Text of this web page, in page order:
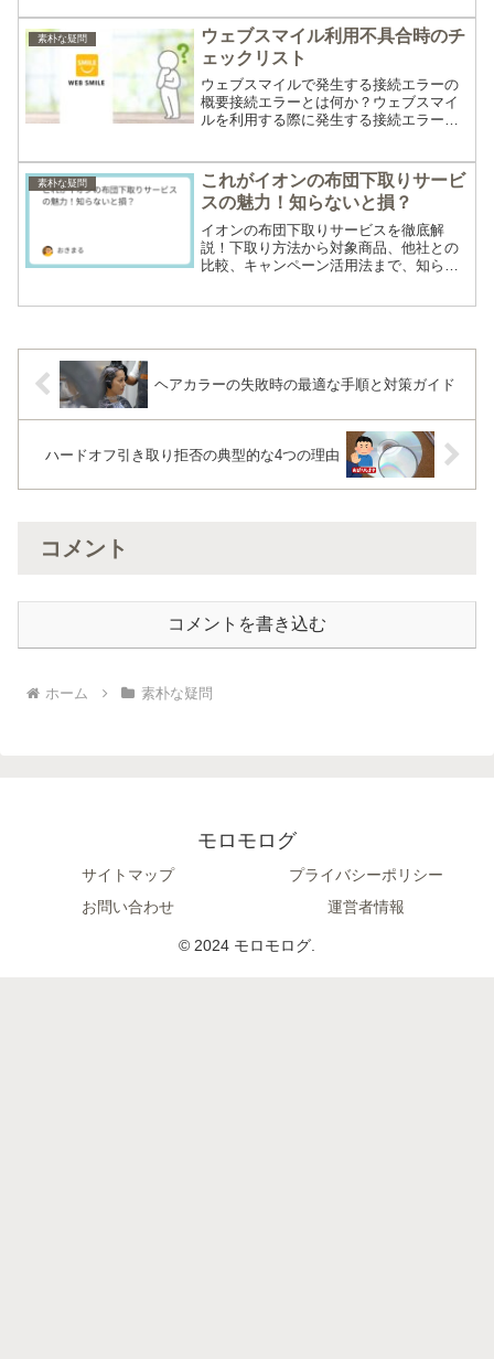
素朴な疑問
ウェブスマイル利用不具合時のチ
ェックリスト
ウェブスマイルで発生する接続エラーの
概要接続エラーとは何か？ウェブスマイ
ルを利用する際に発生する接続エラー
状態を指します。主なエラーとしては
「502 Bad Gatew...
素朴な疑問
これがイオンの布団下取りサービ
スの魅力！知らないと損？
イオンの布団下取りサービスを徹底解
説！下取り方法から対象商品、他社との
比較、キャンペーン活用法まで、知らな
ヘアカラーの失敗時の最適な手順と対策ガイド
ハードオフ引き取り拒否の典型的な4つの理由
コメント
コメントを書き込む
ホーム 素朴な疑問
モロモログ
サイトマップ
プライバシーポリシー
お問い合わせ
運営者情報
© 2024 モロモログ.